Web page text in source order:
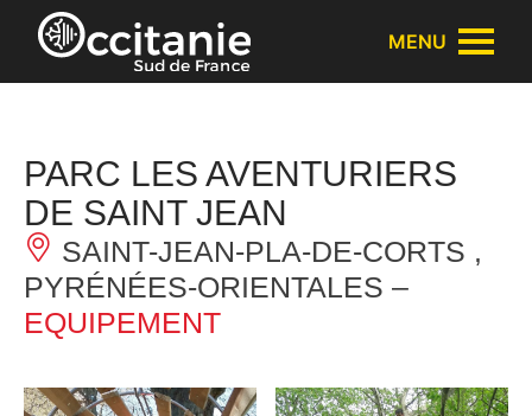
Panneau de gestion des cookies
MENU
PARC LES AVENTURIERS
DE SAINT JEAN
SAINT-JEAN-PLA-DE-CORTS ,
PYRÉNÉES-ORIENTALES –
EQUIPEMENT